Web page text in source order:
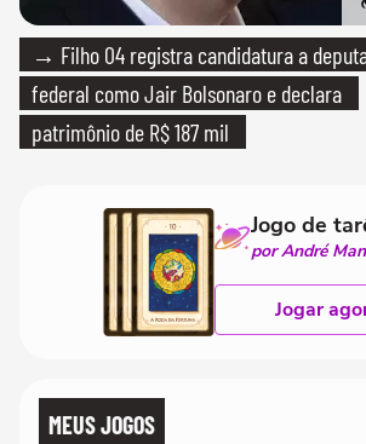
→ Filho 04 registra candidatura a
federal como Jair Bolsonaro e declara
patrimônio de R$ 187 mil
Jogo de
por André
Jogar
MEUS JOGOS